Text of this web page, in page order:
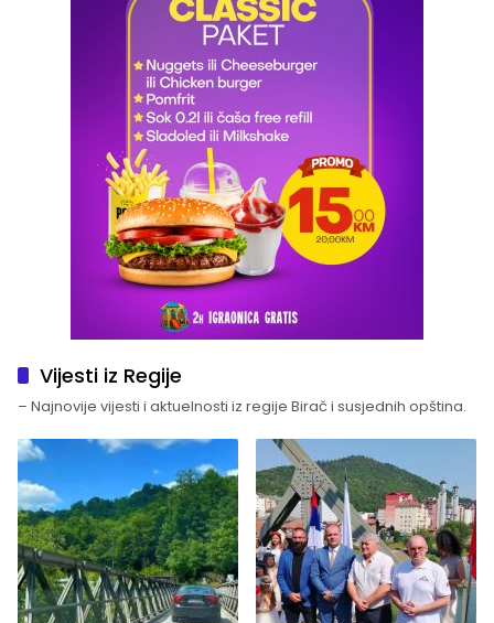
Vijesti iz Regije
– Najnovije vijesti i aktuelnosti iz regije Birač i susjednih opština.